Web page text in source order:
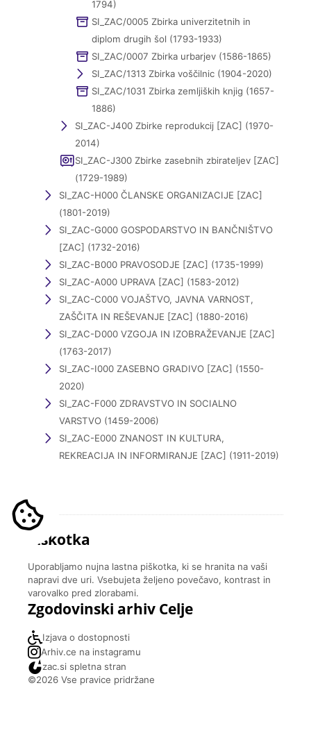
1794)
SI_ZAC/0005 Zbirka univerzitetnih in
diplom drugih šol (1793-1933)
SI_ZAC/0007 Zbirka urbarjev (1586-1865)
SI_ZAC/1313 Zbirka voščilnic (1904-2020)
SI_ZAC/1031 Zbirka zemljiških knjig (1657-
1886)
SI_ZAC-J400 Zbirke reprodukcij [ZAC] (1970-
2014)
SI_ZAC-J300 Zbirke zasebnih zbirateljev [ZAC]
(1729-1989)
SI_ZAC-H000 ČLANSKE ORGANIZACIJE [ZAC]
(1801-2019)
SI_ZAC-G000 GOSPODARSTVO IN BANČNIŠTVO
[ZAC] (1732-2016)
SI_ZAC-B000 PRAVOSODJE [ZAC] (1735-1999)
SI_ZAC-A000 UPRAVA [ZAC] (1583-2012)
SI_ZAC-C000 VOJAŠTVO, JAVNA VARNOST,
ZAŠČITA IN REŠEVANJE [ZAC] (1880-2016)
SI_ZAC-D000 VZGOJA IN IZOBRAŽEVANJE [ZAC]
(1763-2017)
SI_ZAC-I000 ZASEBNO GRADIVO [ZAC] (1550-
2020)
SI_ZAC-F000 ZDRAVSTVO IN SOCIALNO
VARSTVO (1459-2006)
SI_ZAC-E000 ZNANOST IN KULTURA,
REKREACIJA IN INFORMIRANJE [ZAC] (1911-2019)
Piškotka
Uporabljamo nujna lastna piškotka, ki se hranita na vaši
napravi dve uri. Vsebujeta željeno povečavo, kontrast in
varovalko pred zlorabami.
Zgodovinski arhiv Celje
Izjava o dostopnosti
Arhiv.ce na instagramu
zac.si spletna stran
©2026 Vse pravice pridržane